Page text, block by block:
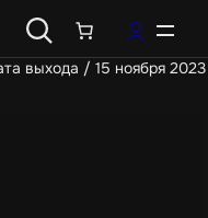
выхода / 15 ноября 2023